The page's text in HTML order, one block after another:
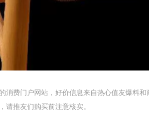
消费门户网站，好价信息来自热心值友爆料
请推友们购买前注意核实。